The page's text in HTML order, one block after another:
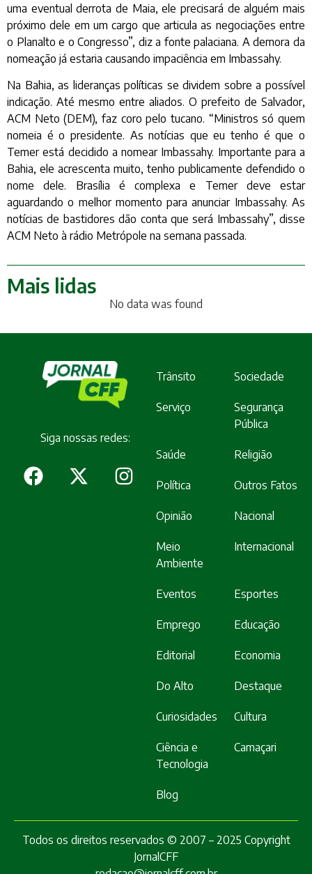
uma eventual derrota de Maia, ele precisará de alguém mais
próximo dele em um cargo que articula as negociações entre
o Planalto e o Congresso”, diz a fonte palaciana. A demora da
nomeação já estaria causando impaciência em Imbassahy.
Na Bahia, as lideranças políticas se dividem sobre a possível
indicação. Até mesmo entre aliados. O prefeito de Salvador,
ACM Neto (DEM), faz coro pelo tucano. “Ministros só quem
nomeia é o presidente. As notícias que eu tenho é que o
Temer está decidido a nomear Imbassahy. Importante para a
Bahia, ele acrescenta muito, tenho publicamente defendido o
nome dele. Brasília é complexa e Temer deve estar
aguardando o melhor momento para anunciar Imbassahy. As
notícias de bastidores dão conta que será Imbassahy”, disse
ACM Neto à rádio Metrópole na semana passada.
Mais lidas
No data was found
Siga nossas redes:
Trânsito Sociedade
Serviço
Segurança
Pública
Saúde Religião
Política Outros Fatos
Opinião Nacional
Meio
Ambiente
Internacional
Eventos Esportes
Emprego Educação
Editorial Economia
Do Alto Destaque
Curiosidades Cultura
Ciência e
Tecnologia
Camaçari
Blog
Todos os direitos reservados © 2007 – 2025 Copyright
JornalCFF